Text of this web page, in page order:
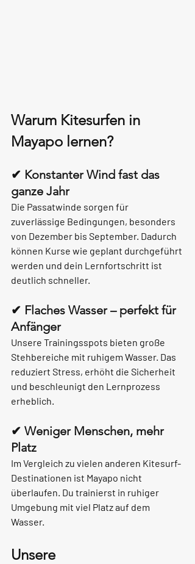
Warum Kitesurfen in
Mayapo lernen?
✔ Konstanter Wind fast das
ganze Jahr
Die Passatwinde sorgen für
zuverlässige Bedingungen, besonders
von Dezember bis September. Dadurch
können Kurse wie geplant durchgeführt
werden und dein Lernfortschritt ist
deutlich schneller.
✔ Flaches Wasser – perfekt für
Anfänger
Unsere Trainingsspots bieten große
Stehbereiche mit ruhigem Wasser. Das
reduziert Stress, erhöht die Sicherheit
und beschleunigt den Lernprozess
erheblich.
✔ Weniger Menschen, mehr
Platz
Im Vergleich zu vielen anderen Kitesurf-
Destinationen ist Mayapo nicht
überlaufen. Du trainierst in ruhiger
Umgebung mit viel Platz auf dem
Wasser.
Unsere